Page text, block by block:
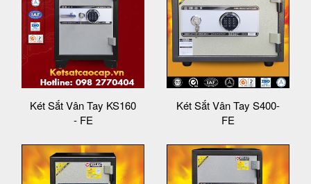
Két Sắt Vân Tay KS160
- FE
Két Sắt Vân Tay S400-
FE